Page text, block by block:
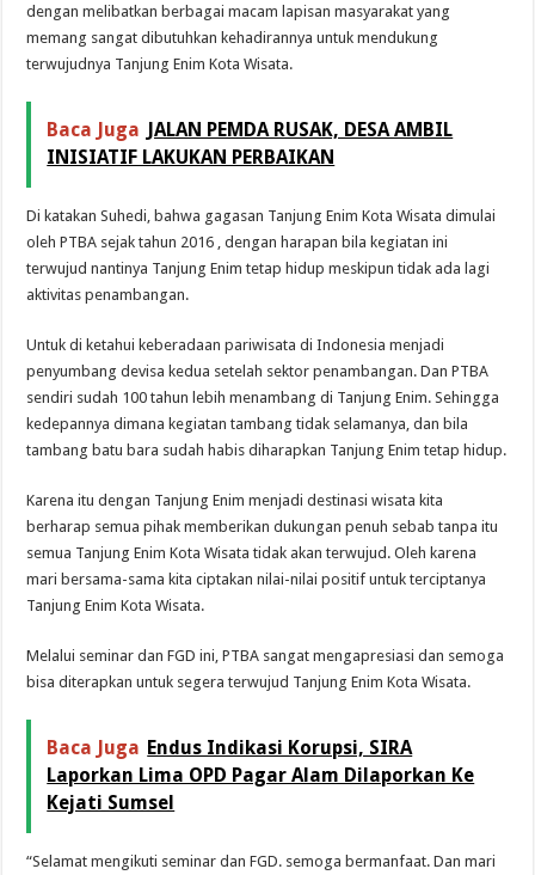
dengan melibatkan berbagai macam lapisan masyarakat yang
memang sangat dibutuhkan kehadirannya untuk mendukung
terwujudnya Tanjung Enim Kota Wisata.
Baca Juga JALAN PEMDA RUSAK, DESA AMBIL
INISIATIF LAKUKAN PERBAIKAN
Di katakan Suhedi, bahwa gagasan Tanjung Enim Kota Wisata dimulai
oleh PTBA sejak tahun 2016 , dengan harapan bila kegiatan ini
terwujud nantinya Tanjung Enim tetap hidup meskipun tidak ada lagi
aktivitas penambangan.
Untuk di ketahui keberadaan pariwisata di Indonesia menjadi
penyumbang devisa kedua setelah sektor penambangan. Dan PTBA
sendiri sudah 100 tahun lebih menambang di Tanjung Enim. Sehingga
kedepannya dimana kegiatan tambang tidak selamanya, dan bila
tambang batu bara sudah habis diharapkan Tanjung Enim tetap hidup.
Karena itu dengan Tanjung Enim menjadi destinasi wisata kita
berharap semua pihak memberikan dukungan penuh sebab tanpa itu
semua Tanjung Enim Kota Wisata tidak akan terwujud. Oleh karena
mari bersama-sama kita ciptakan nilai-nilai positif untuk terciptanya
Tanjung Enim Kota Wisata.
Melalui seminar dan FGD ini, PTBA sangat mengapresiasi dan semoga
bisa diterapkan untuk segera terwujud Tanjung Enim Kota Wisata.
Baca Juga Endus Indikasi Korupsi, SIRA
Laporkan Lima OPD Pagar Alam Dilaporkan Ke
Kejati Sumsel
“Selamat mengikuti seminar dan FGD. semoga bermanfaat. Dan mari